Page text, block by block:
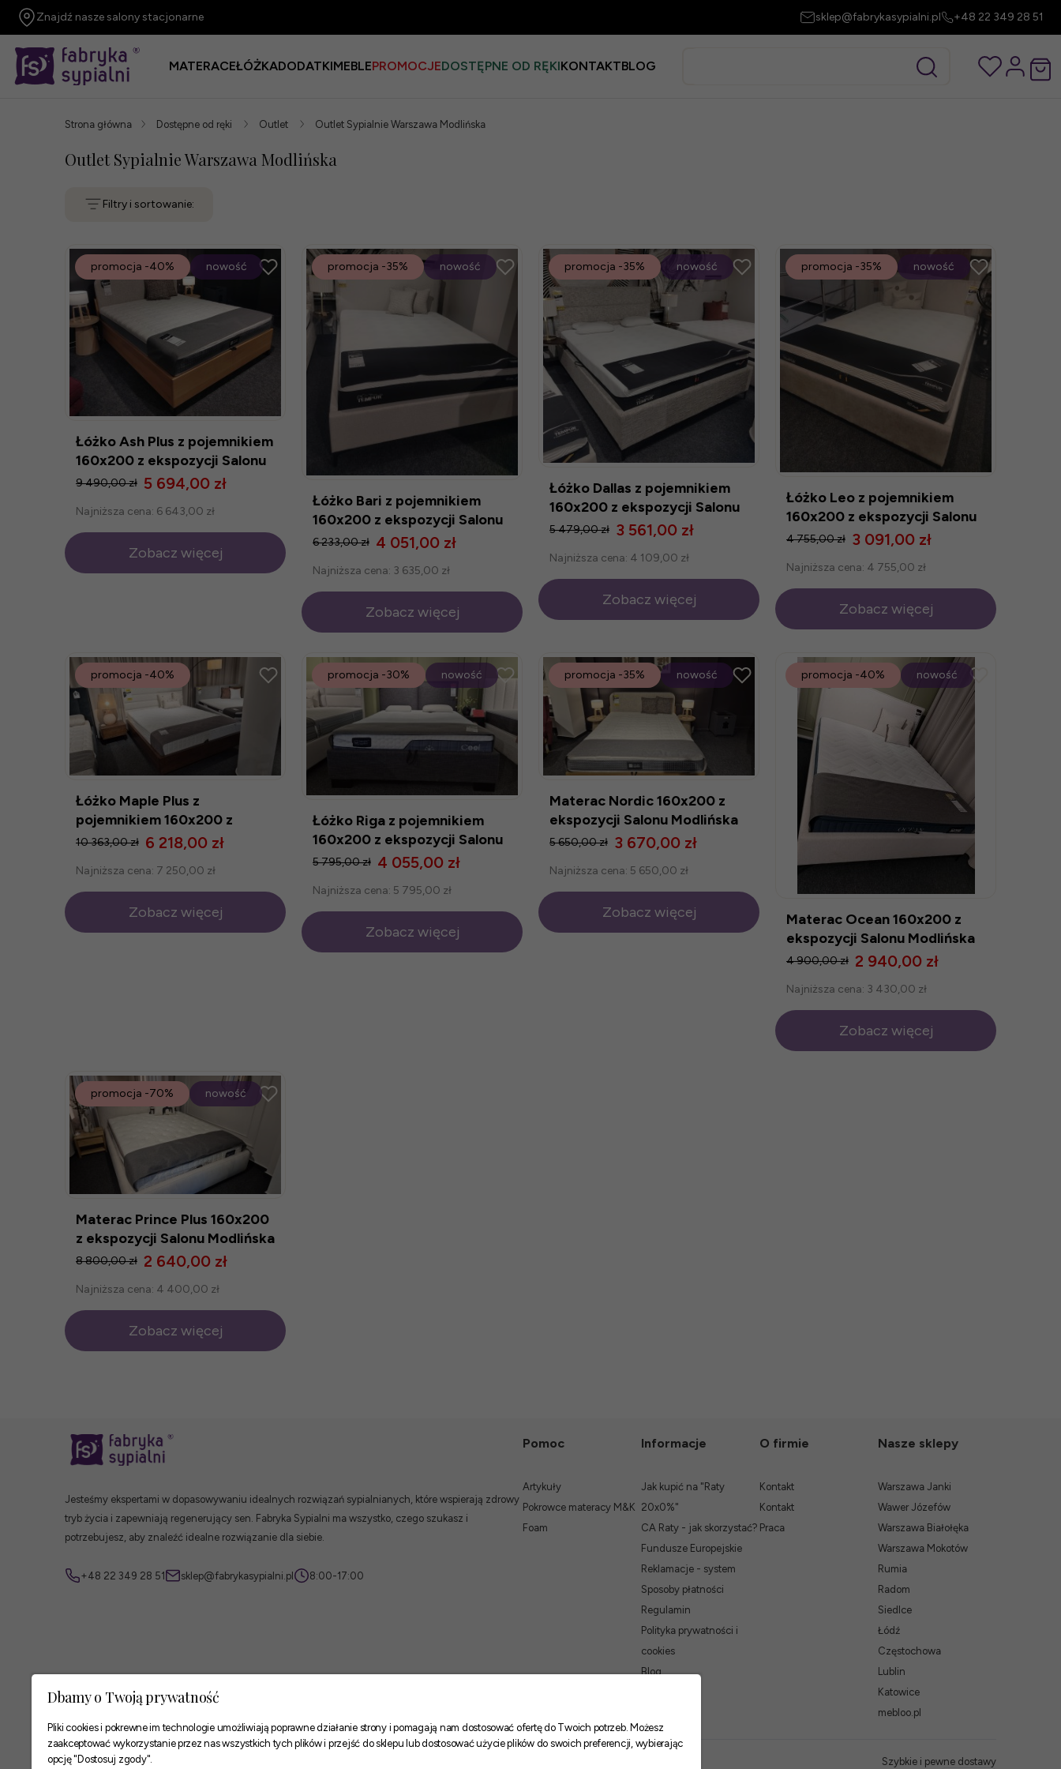
Znajdź nasze salony stacjonarne sklep@fabrykasypialni.pl +48 22 349 28 51
MATERACEŁÓŻKADODATKIMEBLEPROMOCJEDOSTĘPNE OD RĘKIKONTAKTBLOG
Strona główna Dostępne od ręki Outlet Outlet Sypialnie Warszawa Modlińska
Outlet Sypialnie Warszawa Modlińska
Filtry i sortowanie:
Łóżko Ash Plus z pojemnikiem
160x200 z ekspozycji Salonu
Modlińska 5 694,00 zł
9 490,00 zł
Najniższa cena: 6 643,00 zł
Zobacz więcej
promocja -40% nowość
Łóżko Bari z pojemnikiem
160x200 z ekspozycji Salonu
Modlińska4 051,00 zł
6 233,00 zł
Najniższa cena: 3 635,00 zł
Zobacz więcej
promocja -35% nowość
Łóżko Dallas z pojemnikiem
160x200 z ekspozycji Salonu
Modlińska 3 561,00 zł
5 479,00 zł
Najniższa cena: 4 109,00 zł
Zobacz więcej
promocja -35% nowość
Łóżko Leo z pojemnikiem
160x200 z ekspozycji Salonu
Modlińska3 091,00 zł
4 755,00 zł
Najniższa cena: 4 755,00 zł
Zobacz więcej
promocja -35% nowość
Łóżko Maple Plus z
pojemnikiem 160x200 z
ekspozycji Salonu Modlińska
6 218,00 zł
10 363,00 zł
Najniższa cena: 7 250,00 zł
Zobacz więcej
promocja -40%
Łóżko Riga z pojemnikiem
160x200 z ekspozycji Salonu
Modlińska4 055,00 zł
5 795,00 zł
Najniższa cena: 5 795,00 zł
Zobacz więcej
promocja -30% nowość
Materac Nordic 160x200 z
ekspozycji Salonu Modlińska
3 670,00 zł
5 650,00 zł
Najniższa cena: 5 650,00 zł
Zobacz więcej
promocja -35% nowość
Materac Ocean 160x200 z
ekspozycji Salonu Modlińska
2 940,00 zł
4 900,00 zł
Najniższa cena: 3 430,00 zł
Zobacz więcej
promocja -40% nowość
Materac Prince Plus 160x200
z ekspozycji Salonu Modlińska
2 640,00 zł
8 800,00 zł
Najniższa cena: 4 400,00 zł
Zobacz więcej
promocja -70% nowość
Jesteśmy ekspertami w dopasowywaniu idealnych rozwiązań sypialnianych, które wspierają zdrowy
tryb życia i zapewniają regenerujący sen. Fabryka Sypialni ma wszystko, czego szukasz i
potrzebujesz, aby znaleźć idealne rozwiązanie dla siebie.
+48 22 349 28 51 sklep@fabrykasypialni.pl 8:00-17:00
Pomoc
Artykuły
Pokrowce materacy M&K
Foam
Informacje
Jak kupić na "Raty
20x0%"
CA Raty - jak skorzystać?
Fundusze Europejskie
Reklamacje - system
Sposoby płatności
Regulamin
Polityka prywatności i
cookies
Blog
O firmie
Kontakt
Kontakt
Praca
Nasze sklepy
Warszawa Janki
Wawer Józefów
Warszawa Białołęka
Warszawa Mokotów
Rumia
Radom
Siedlce
Łódź
Częstochowa
Lublin
Katowice
mebloo.pl
Zaufane płatności Szybkie i pewne dostawy
Dbamy o Twoją prywatność
Pliki cookies i pokrewne im technologie umożliwiają poprawne działanie strony i pomagają nam dostosować ofertę do Twoich potrzeb. Możesz
zaakceptować wykorzystanie przez nas wszystkich tych plików i przejść do sklepu lub dostosować użycie plików do swoich preferencji, wybierając
opcję "Dostosuj zgody".